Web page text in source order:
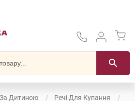
Дитиною
Речі Для Купання